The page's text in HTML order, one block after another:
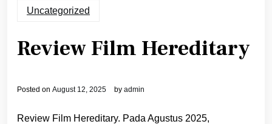
Uncategorized
Review Film Hereditary
Posted on August 12, 2025 by admin
Review Film Hereditary. Pada Agustus 2025,